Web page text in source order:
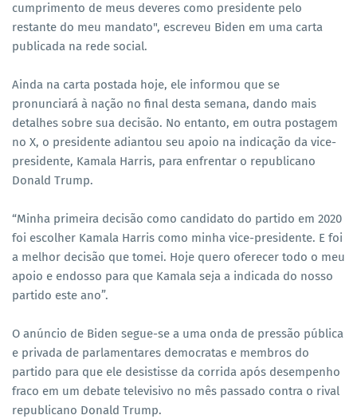
cumprimento de meus deveres como presidente pelo
restante do meu mandato", escreveu Biden em uma carta
publicada na rede social.
Ainda na carta postada hoje, ele informou que se
pronunciará à nação no final desta semana, dando mais
detalhes sobre sua decisão. No entanto, em outra postagem
no X, o presidente adiantou seu apoio na indicação da vice-
presidente, Kamala Harris, para enfrentar o republicano
Donald Trump.
“Minha primeira decisão como candidato do partido em 2020
foi escolher Kamala Harris como minha vice-presidente. E foi
a melhor decisão que tomei. Hoje quero oferecer todo o meu
apoio e endosso para que Kamala seja a indicada do nosso
partido este ano”.
O anúncio de Biden segue-se a uma onda de pressão pública
e privada de parlamentares democratas e membros ​​do
partido para que ele desistisse da corrida após desempenho
fraco em um debate televisivo no mês passado contra o rival
republicano Donald Trump.